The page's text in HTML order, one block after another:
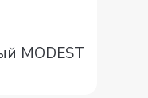
MODEST